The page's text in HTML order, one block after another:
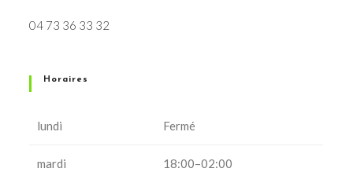
04 73 36 33 32
Horaires
lundi Fermé
mardi 18:00–02:00